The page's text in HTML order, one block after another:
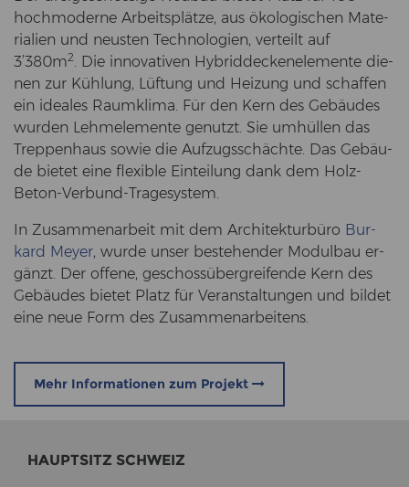
hoch­mo­der­ne Ar­beits­plät­ze, aus öko­lo­gi­schen Ma­te­
ria­li­en und neus­ten Tech­no­lo­gien, ver­teilt auf
3’380m2. Die in­no­va­ti­ven Hy­brid­de­cken­ele­men­te die­
nen zur Küh­lung, Lüf­tung und Hei­zung und schaf­fen
ein idea­les Raum­kli­ma. Für den Kern des Ge­bäu­des
wur­den Lehm­ele­men­te ge­nutzt. Sie um­hül­len das
Trep­pen­haus sowie die Auf­zugs­schäch­te. Das Ge­bäu­
de bie­tet eine fle­xi­ble Ein­tei­lung dank dem Holz-​
Beton-Verbund-Tragesystem.
In Zu­sam­men­ar­beit mit dem Ar­chi­tek­tur­bü­ro Bur­
kard Meyer, wurde unser be­stehen­der Mo­dul­bau er­
gänzt. Der of­fe­ne, ge­schoss­über­grei­fen­de Kern des
Ge­bäu­des bie­tet Platz für Ver­an­stal­tun­gen und bil­det
eine neue Form des Zu­sam­men­ar­bei­tens.
Mehr Informationen zum Projekt
HAUPT­SITZ SCHWEIZ